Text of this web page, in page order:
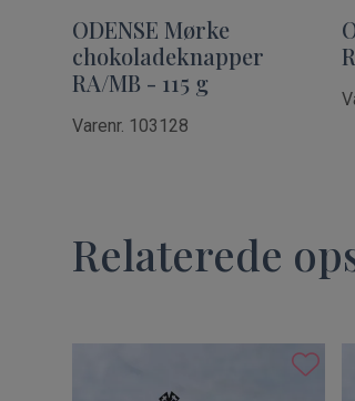
ODENSE Mørke
chokoladeknapper
RA/MB - 115 g
Varenr. 103128
Relaterede